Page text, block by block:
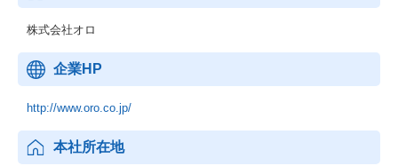
株式会社オロ
企業HP
http://www.oro.co.jp/
本社所在地